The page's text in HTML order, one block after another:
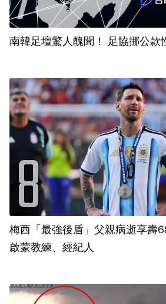
南韓足壇驚人醜聞！ 足協挪公款
梅西「最強後盾」父親病逝享壽
啟蒙教練、經紀人